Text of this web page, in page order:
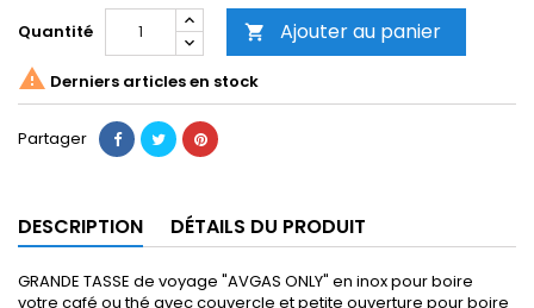
Quantité  Ajouter au panier
 Derniers articles en stock
Partager
DESCRIPTION DÉTAILS DU PRODUIT
GRANDE TASSE de voyage "AVGAS ONLY" en inox pour boire
votre café ou thé avec couvercle et petite ouverture pour boire